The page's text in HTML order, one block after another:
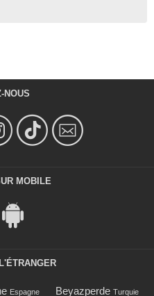
NOUS
MOBILE
Espagne Beyazperde Turquie